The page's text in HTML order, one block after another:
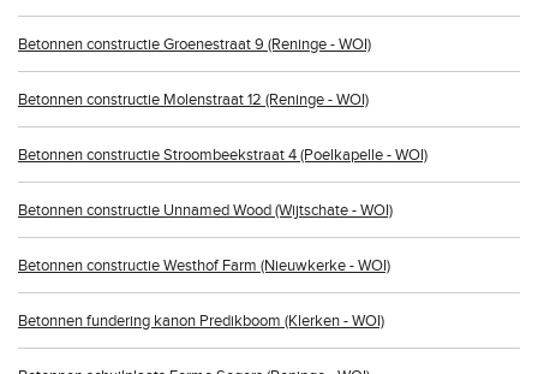
Betonnen constructie Groenestraat 9 (Reninge - WOI)
Betonnen constructie Molenstraat 12 (Reninge - WOI)
Betonnen constructie Stroombeekstraat 4 (Poelkapelle - WOI)
Betonnen constructie Unnamed Wood (Wijtschate - WOI)
Betonnen constructie Westhof Farm (Nieuwkerke - WOI)
Betonnen fundering kanon Predikboom (Klerken - WOI)